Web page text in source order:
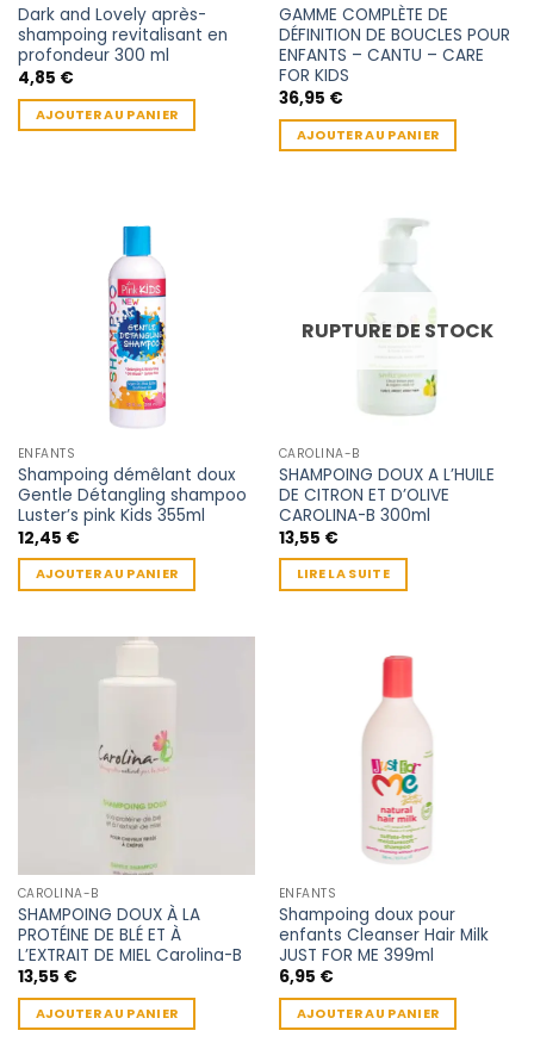
Dark and Lovely après-
shampoing revitalisant en
profondeur 300 ml
4,85 €
AJOUTER AU PANIER
GAMME COMPLÈTE DE
DÉFINITION DE BOUCLES POUR
ENFANTS – CANTU – CARE
FOR KIDS
36,95 €
AJOUTER AU PANIER
ENFANTS
Shampoing démêlant doux
Gentle Détangling shampoo
Luster’s pink Kids 355ml
12,45 €
AJOUTER AU PANIER
RUPTURE DE STOCK
CAROLINA-B
SHAMPOING DOUX A L’HUILE
DE CITRON ET D’OLIVE
CAROLINA-B 300ml
13,55 €
LIRE LA SUITE
CAROLINA-B
SHAMPOING DOUX À LA
PROTÉINE DE BLÉ ET À
L’EXTRAIT DE MIEL Carolina-B
13,55 €
AJOUTER AU PANIER
ENFANTS
Shampoing doux pour
enfants Cleanser Hair Milk
JUST FOR ME 399ml
6,95 €
AJOUTER AU PANIER